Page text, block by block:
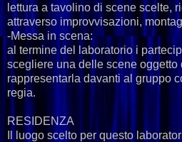
lettura a tavolino di scene scelte,
attraverso improvvisazioni,
-Messa in scena:
al termine del laboratorio i
scegliere una delle scene oggetto
rappresentarla davanti al gruppo
regia.
RESIDENZA
Il luogo scelto per questo